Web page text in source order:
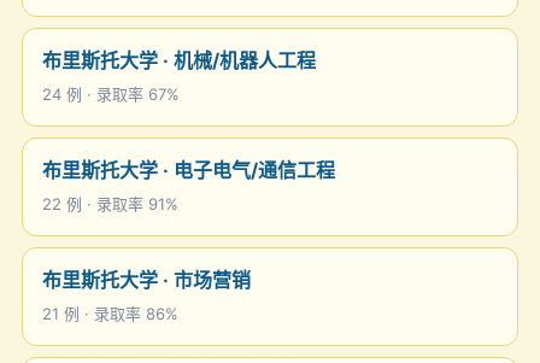
布里斯托大学 · 机械/机器人工程
24 例 · 录取率 67%
布里斯托大学 · 电子电气/通信工程
22 例 · 录取率 91%
布里斯托大学 · 市场营销
21 例 · 录取率 86%